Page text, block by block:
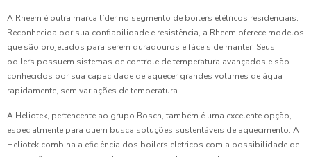
A Rheem é outra marca líder no segmento de boilers elétricos residenciais.
Reconhecida por sua confiabilidade e resistência, a Rheem oferece modelos
que são projetados para serem duradouros e fáceis de manter. Seus
boilers possuem sistemas de controle de temperatura avançados e são
conhecidos por sua capacidade de aquecer grandes volumes de água
rapidamente, sem variações de temperatura.
A Heliotek, pertencente ao grupo Bosch, também é uma excelente opção,
especialmente para quem busca soluções sustentáveis de aquecimento. A
Heliotek combina a eficiência dos boilers elétricos com a possibilidade de